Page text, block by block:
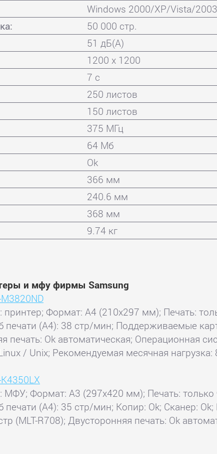
Windows 2000/XP/Vista/
50 000 стр.
51 дБ(А)
1200 x 1200
7 с
250 листов
150 листов
375 МГц
64 Мб
Ok
366 мм
240.6 мм
368 мм
9.74 кг
и мфу фирмы Samsung
Формат: A4 (210x297 мм); Печать:
печати (А4): 38 стр/мин; Поддерживаемые
печать: Ok автоматическая; Операционная
/ Unix; Рекомендуемая месячная нагрузка:
Формат: A3 (297x420 мм); Печать: только
печати (А4): 35 стр/мин; Копир: Ok; Сканер:
(MLT-R708); Двусторонняя печать: Ok